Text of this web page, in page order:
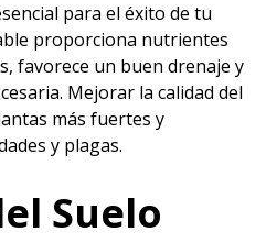
para el éxito de tu
proporciona nutrientes
favorece un buen drenaje y
Mejorar la calidad del
más fuertes y
y plagas.
Suelo